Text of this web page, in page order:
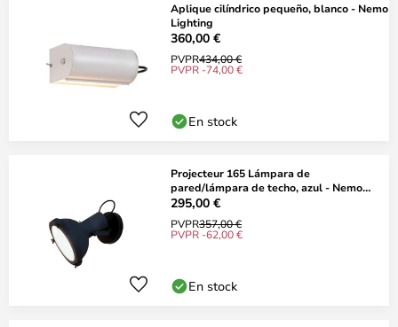
Aplique cilíndrico pequeño, blanco - Nemo
Lighting
360,00 €
PVPR434,00 €
PVPR -74,00 €
En stock
Projecteur 165 Lámpara de
pared/lámpara de techo, azul - Nemo
Lighting
295,00 €
PVPR357,00 €
PVPR -62,00 €
En stock